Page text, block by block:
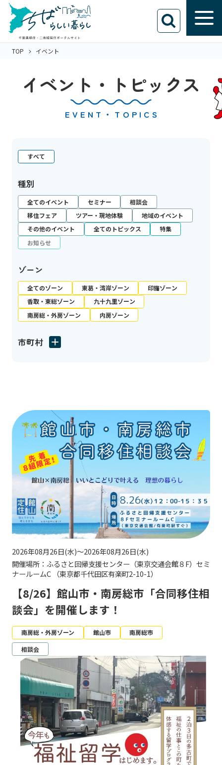
TOP イベント
イベント・トピックス
EVENT・TOPICS
すべて
種別
全てのイベント セミナー
相談会
移住フェア
ツアー・現地体験
地域のイベント
その他のイベント
全てのトピックス
特集
お知らせ
ゾーン
全てのゾーン 東葛・湾岸ゾーン
印旛ゾーン
香取・東総ゾーン
九十九里ゾーン
南房総・外房ゾーン
内房ゾーン
市町村
2026年08月26日(水)～2026年08月26日(水)
開催場所：ふるさと回帰支援センター（東京交通会館８F）セミ
ナールームC （東京都千代田区有楽町2-10-1）
【8/26】館山市・南房総市「合同移住相
談会」を開催します！
南房総・外房ゾーン 館山市
南房総市
相談会